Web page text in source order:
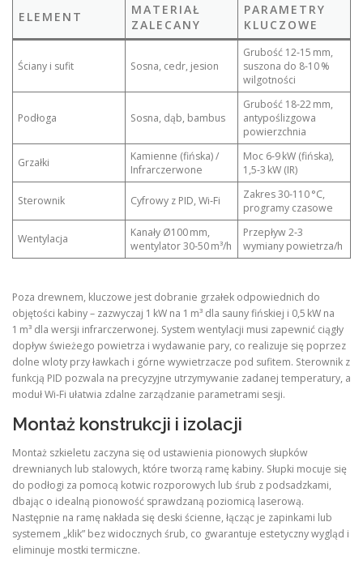
ELEMENT
MATERIAŁ
ZALECANY
PARAMETRY
KLUCZOWE
Ściany i sufit Sosna, cedr, jesion
Grubość 12‑15 mm,
suszona do 8‑10 %
wilgotności
Podłoga Sosna, dąb, bambus
Grubość 18‑22 mm,
antypoślizgowa
powierzchnia
Grzałki
Kamienne (fińska) /
Infrarczerwone
Moc 6‑9 kW (fińska),
1,5‑3 kW (IR)
Sterownik Cyfrowy z PID, Wi‑Fi
Zakres 30‑110 °C,
programy czasowe
Wentylacja
Kanały Ø100 mm,
wentylator 30‑50 m³/h
Przepływ 2‑3
wymiany powietrza/h
Poza drewnem, kluczowe jest dobranie grzałek odpowiednich do
objętości kabiny – zazwyczaj 1 kW na 1 m³ dla sauny fińskiej i 0,5 kW na
1 m³ dla wersji infrarczerwonej. System wentylacji musi zapewnić ciągły
dopływ świeżego powietrza i wydawanie pary, co realizuje się poprzez
dolne wloty przy ławkach i górne wywietrzacze pod sufitem. Sterownik z
funkcją PID pozwala na precyzyjne utrzymywanie zadanej temperatury, a
moduł Wi‑Fi ułatwia zdalne zarządzanie parametrami sesji.
Montaż konstrukcji i izolacji
Montaż szkieletu zaczyna się od ustawienia pionowych słupków
drewnianych lub stalowych, które tworzą ramę kabiny. Słupki mocuje się
do podłogi za pomocą kotwic rozporowych lub śrub z podsadzkami,
dbając o idealną pionowość sprawdzaną poziomicą laserową.
Następnie na ramę nakłada się deski ścienne, łącząc je zapinkami lub
systemem „klik” bez widocznych śrub, co gwarantuje estetyczny wygląd i
eliminuje mostki termiczne.